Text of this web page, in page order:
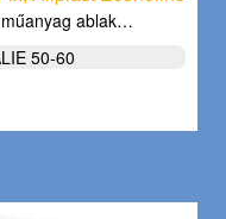
ablak…
50-60